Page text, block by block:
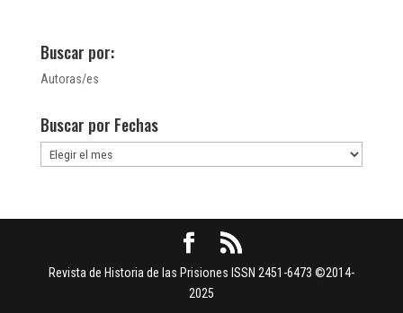
Buscar por:
Autoras/es
Buscar por Fechas
Buscar
por
Revista de Historia de las Prisiones ISSN 2451-6473 ©2014-
2025